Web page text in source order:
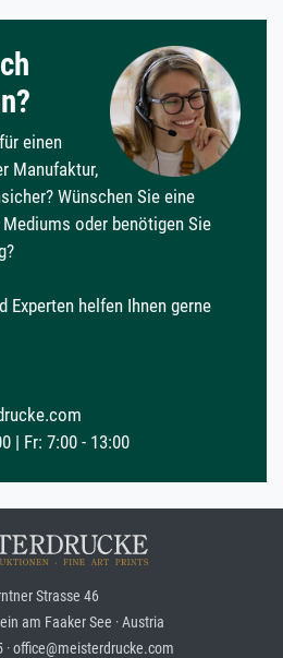
einen
Manufaktur,
Wünschen Sie eine
oder benötigen Sie
Experten helfen Ihnen gerne
| Fr: 7:00 - 13:00
Strasse 46
am Faaker See · Austria
· office@meisterdrucke.com